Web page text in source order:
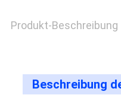
ANGEBOT
SITEMAP
Produkt-Beschreibung
Beschreibung